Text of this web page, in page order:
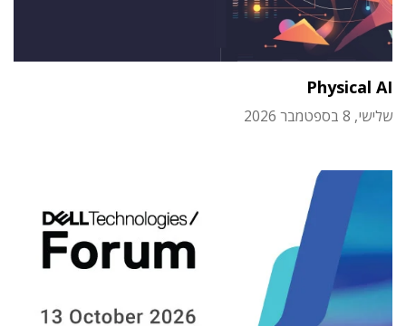
Physical AI
שלישי, 8 בספטמבר 2026